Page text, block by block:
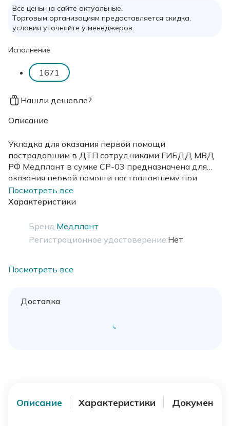
Все цены на сайте актуальные.
Торговым организациям предоставляется скидка,
условия уточняйте у менеджеров.
Исполнение
1671
Нашли дешевле?
Описание
Укладка для оказания первой помощи
пострадавшим в ДТП сотрудниками ГИБДД МВД
РФ Медплант в сумке СР-03 предназначена для
оказания первой помощи пострадавшему при
несчастных случаях, дтп и состояниях, угрожающих
жизни и здоровью. По приказу 207н.
Посмотреть все
Характеристики
Бренд:Медплант
Регистрационное удостоверение:Нет
Посмотреть все
Доставка
Описание Характеристики Документы